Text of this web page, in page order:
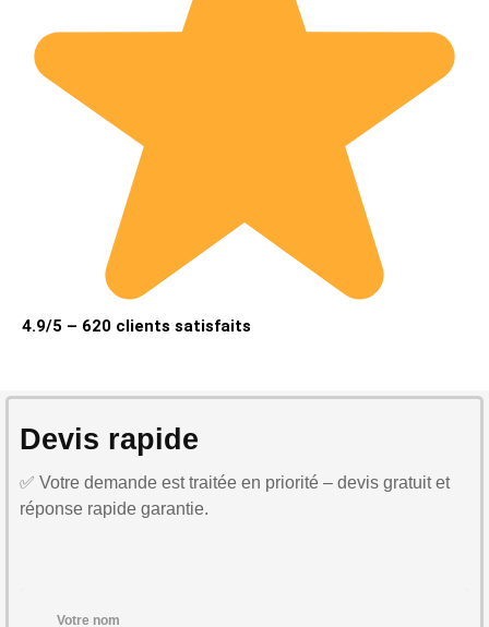
4.9/5 – 620 clients satisfaits
Devis rapide
✅ Votre demande est traitée en priorité – devis gratuit et
réponse rapide garantie.
Votre nom